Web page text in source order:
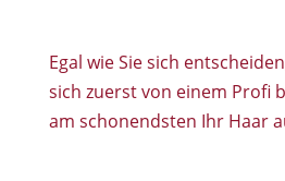
Egal wie Sie sich
sich zuerst von einem Profi
am schonendsten Ihr Haar